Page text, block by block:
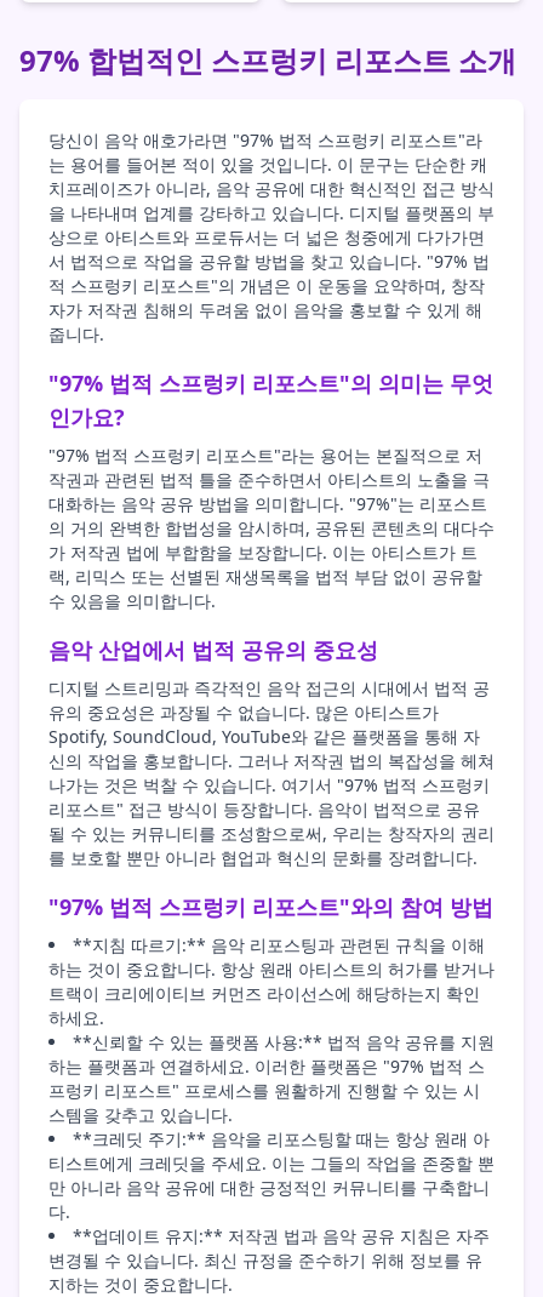
97% 합법적인 스프렁키 리포스트 소개
당신이 음악 애호가라면 "97% 법적 스프렁키 리포스트"라
는 용어를 들어본 적이 있을 것입니다. 이 문구는 단순한 캐
치프레이즈가 아니라, 음악 공유에 대한 혁신적인 접근 방식
을 나타내며 업계를 강타하고 있습니다. 디지털 플랫폼의 부
상으로 아티스트와 프로듀서는 더 넓은 청중에게 다가가면
서 법적으로 작업을 공유할 방법을 찾고 있습니다. "97% 법
적 스프렁키 리포스트"의 개념은 이 운동을 요약하며, 창작
자가 저작권 침해의 두려움 없이 음악을 홍보할 수 있게 해
줍니다.
"97% 법적 스프렁키 리포스트"의 의미는 무엇
인가요?
"97% 법적 스프렁키 리포스트"라는 용어는 본질적으로 저
작권과 관련된 법적 틀을 준수하면서 아티스트의 노출을 극
대화하는 음악 공유 방법을 의미합니다. "97%"는 리포스트
의 거의 완벽한 합법성을 암시하며, 공유된 콘텐츠의 대다수
가 저작권 법에 부합함을 보장합니다. 이는 아티스트가 트
랙, 리믹스 또는 선별된 재생목록을 법적 부담 없이 공유할
수 있음을 의미합니다.
음악 산업에서 법적 공유의 중요성
디지털 스트리밍과 즉각적인 음악 접근의 시대에서 법적 공
유의 중요성은 과장될 수 없습니다. 많은 아티스트가
Spotify, SoundCloud, YouTube와 같은 플랫폼을 통해 자
신의 작업을 홍보합니다. 그러나 저작권 법의 복잡성을 헤쳐
나가는 것은 벅찰 수 있습니다. 여기서 "97% 법적 스프렁키
리포스트" 접근 방식이 등장합니다. 음악이 법적으로 공유
될 수 있는 커뮤니티를 조성함으로써, 우리는 창작자의 권리
를 보호할 뿐만 아니라 협업과 혁신의 문화를 장려합니다.
"97% 법적 스프렁키 리포스트"와의 참여 방법
**지침 따르기:** 음악 리포스팅과 관련된 규칙을 이해
하는 것이 중요합니다. 항상 원래 아티스트의 허가를 받거나
트랙이 크리에이티브 커먼즈 라이선스에 해당하는지 확인
하세요.
**신뢰할 수 있는 플랫폼 사용:** 법적 음악 공유를 지원
하는 플랫폼과 연결하세요. 이러한 플랫폼은 "97% 법적 스
프렁키 리포스트" 프로세스를 원활하게 진행할 수 있는 시
스템을 갖추고 있습니다.
**크레딧 주기:** 음악을 리포스팅할 때는 항상 원래 아
티스트에게 크레딧을 주세요. 이는 그들의 작업을 존중할 뿐
만 아니라 음악 공유에 대한 긍정적인 커뮤니티를 구축합니
다.
**업데이트 유지:** 저작권 법과 음악 공유 지침은 자주
변경될 수 있습니다. 최신 규정을 준수하기 위해 정보를 유
지하는 것이 중요합니다.